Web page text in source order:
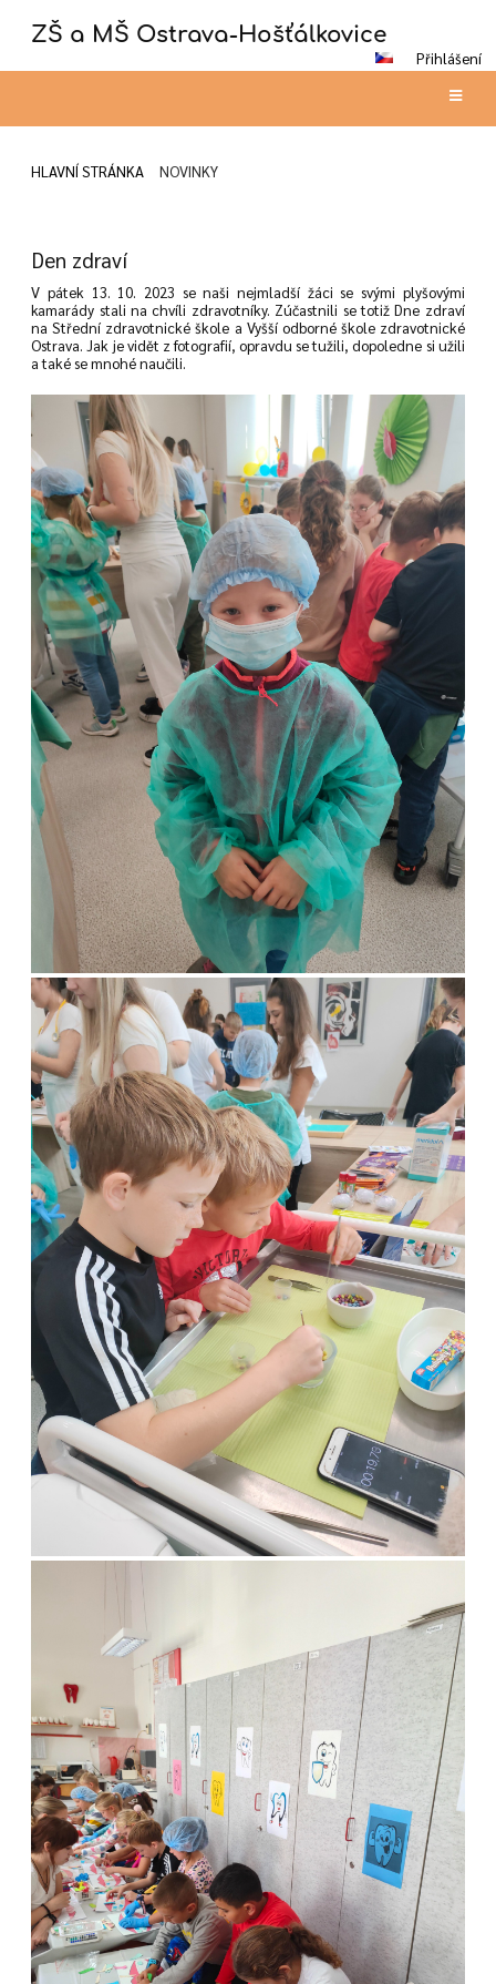
ZŠ a MŠ Ostrava-Hošťálkovice
Přihlášení
HLAVNÍ STRÁNKA NOVINKY
Den zdraví
V pátek 13. 10. 2023 se naši nejmladší žáci se svými plyšovými
kamarády stali na chvíli zdravotníky. Zúčastnili se totiž Dne zdraví
naStřední zdravotnické škole a Vyšší odborné škole zdravotnické
Ostrava. Jak je vidět z fotografií, opravdu se tužili, dopoledne si užili
a také se mnohé naučili.